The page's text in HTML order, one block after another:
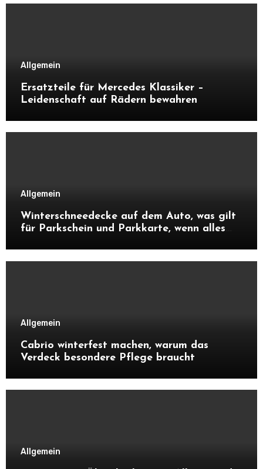
Allgemein
Ersatzteile für Mercedes Klassiker –
Leidenschaft auf Rädern bewahren
Allgemein
Winterschneedecke auf dem Auto, was gilt
für Parkschein und Parkkarte, wenn alles
Allgemein
Cabrio winterfest machen, warum das
Verdeck besondere Pflege braucht
Allgemein